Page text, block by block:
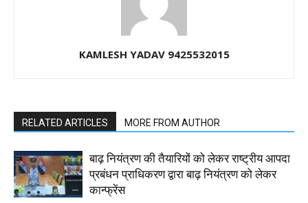
KAMLESH YADAV 9425532015
RELATED ARTICLES MORE FROM AUTHOR
बाढ़ नियंत्रण की तैयारियों को लेकर राष्ट्रीय आपदा
प्रबंधन प्राधिकरण द्वारा बाढ़ नियंत्रण को लेकर
कान्फ्रेंस